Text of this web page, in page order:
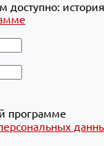
доступно:
программе